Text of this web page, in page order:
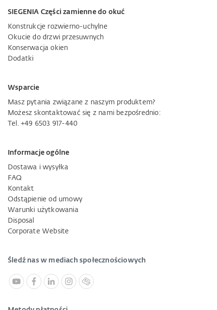
SIEGENIA Części zamienne do okuć
Konstrukcje rozwierno-uchylne
Okucie do drzwi przesuwnych
Konserwacja okien
Dodatki
Wsparcie
Masz pytania związane z naszym produktem?
Możesz skontaktować się z nami bezpośrednio:
Tel. +49 6503 917-440
Informacje ogólne
Dostawa i wysyłka
FAQ
Kontakt
Odstąpienie od umowy
Warunki użytkowania
Disposal
Corporate Website
Śledź nas w mediach społecznościowych